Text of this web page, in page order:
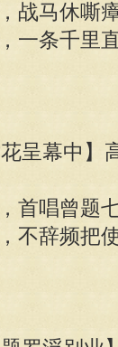
战马休嘶
一条千里
呈幕中】
首唱曾题
不辞频把